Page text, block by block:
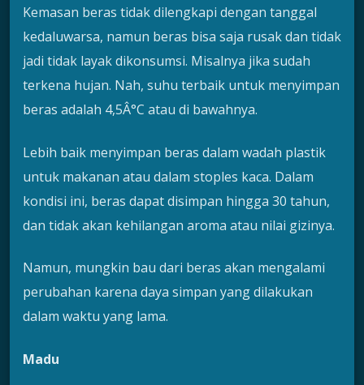
Kemasan beras tidak dilengkapi dengan tanggal
kedaluwarsa, namun beras bisa saja rusak dan tidak
jadi tidak layak dikonsumsi. Misalnya jika sudah
terkena hujan. Nah, suhu terbaik untuk menyimpan
beras adalah 4,5Â°C atau di bawahnya.
Lebih baik menyimpan beras dalam wadah plastik
untuk makanan atau dalam stoples kaca. Dalam
kondisi ini, beras dapat disimpan hingga 30 tahun,
dan tidak akan kehilangan aroma atau nilai gizinya.
Namun, mungkin bau dari beras akan mengalami
perubahan karena daya simpan yang dilakukan
dalam waktu yang lama.
Madu